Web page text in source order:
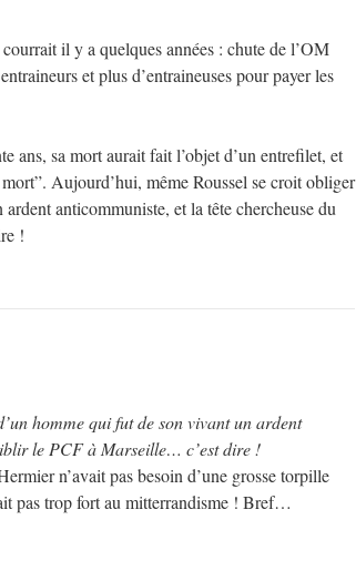
il y a quelques années : chute de l’OM
et plus d’entraineuses pour payer les
ans, sa mort aurait fait l’objet d’un entrefilet, et
Aujourd’hui, même Roussel se croit obliger
anticommuniste, et la tête chercheuse du
!
homme qui fut de son vivant un ardent
le PCF à Marseille… c’est dire !
n’avait pas besoin d’une grosse torpille
pas trop fort au mitterrandisme ! Bref…